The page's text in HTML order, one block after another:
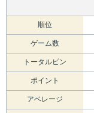
順位
ゲーム数
トータルピン
ポイント
アベレージ